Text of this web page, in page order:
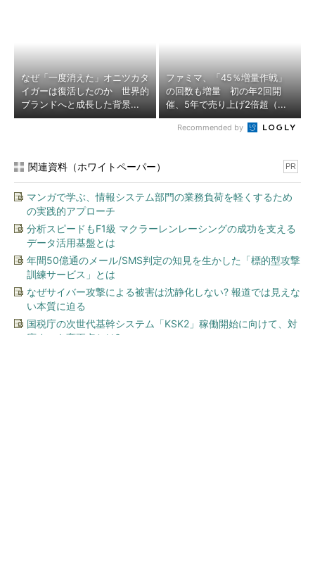
なぜ「一度消えた」オニツカタ
イガーは復活したのか 世界的
ブランドへと成長した背景...
ファミマ、「45％増量作戦」
の回数も増量 初の年2回開
催、5年で売り上げ2倍超（...
Recommended by
関連資料（ホワイトペーパー） PR
マンガで学ぶ、情報システム部門の業務負荷を軽くするため
の実践的アプローチ
分析スピードもF1級 マクラーレンレーシングの成功を支える
データ活用基盤とは
年間50億通のメール/SMS判定の知見を生かした「標的型攻撃
訓練サービス」とは
なぜサイバー攻撃による被害は沈静化しない? 報道では見えな
い本質に迫る
国税庁の次世代基幹システム「KSK2」稼働開始に向けて、対
応すべき変更点とは?